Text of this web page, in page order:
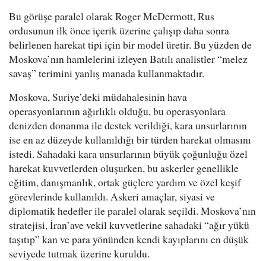
Bu görüşe paralel olarak Roger McDermott, Rus
ordusunun ilk önce içerik üzerine çalışıp daha sonra
belirlenen harekat tipi için bir model üretir. Bu yüzden de
Moskova’nın hamlelerini izleyen Batılı analistler “melez
savaş” terimini yanlış manada kullanmaktadır.
Moskova, Suriye’deki müdahalesinin hava
operasyonlarının ağırlıklı olduğu, bu operasyonlara
denizden donanma ile destek verildiği, kara unsurlarının
ise en az düzeyde kullanıldığı bir türden harekat olmasını
istedi. Sahadaki kara unsurlarının büyük çoğunluğu özel
harekat kuvvetlerden oluşurken, bu askerler genellikle
eğitim, danışmanlık, ortak güçlere yardım ve özel keşif
görevlerinde kullanıldı. Askeri amaçlar, siyasi ve
diplomatik hedefler ile paralel olarak seçildi. Moskova’nın
stratejisi, İran’ave vekil kuvvetlerine sahadaki “ağır yükü
taşıtıp” kan ve para yönünden kendi kayıplarını en düşük
seviyede tutmak üzerine kuruldu.